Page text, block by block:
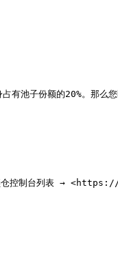
池子份额的20%。那么
锁仓控制台列表 →